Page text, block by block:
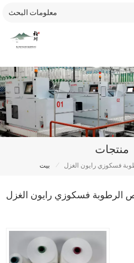
منتجات
بيت / فسكوزي رايون الغزل
الرطوبة فسكوزي رايون الغزل